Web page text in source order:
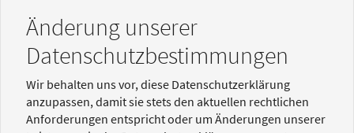
Änderung unserer
Datenschutzbestimmungen
Wir behalten uns vor, diese Datenschutzerklärung
anzupassen, damit sie stets den aktuellen rechtlichen
Anforderungen entspricht oder um Änderungen unserer